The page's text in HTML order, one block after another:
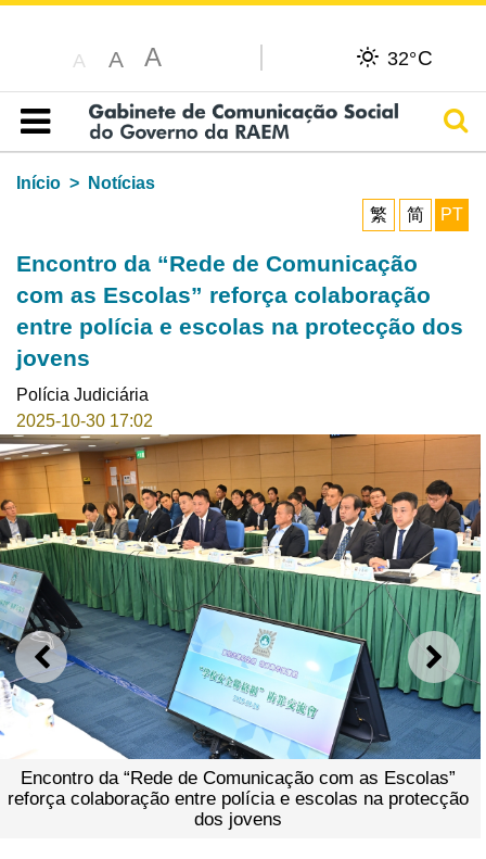
A A A 32°C
Índice
Início
Notícias
繁
简 PT
Encontro da “Rede de Comunicação
com as Escolas” reforça colaboração
entre polícia e escolas na protecção dos
jovens
Polícia Judiciária
2025-10-30 17:02
ANTERIOR
Encontro da “Rede de Comunicação com as Escolas”
reforça colaboração entre polícia e escolas na protecção
dos jovens